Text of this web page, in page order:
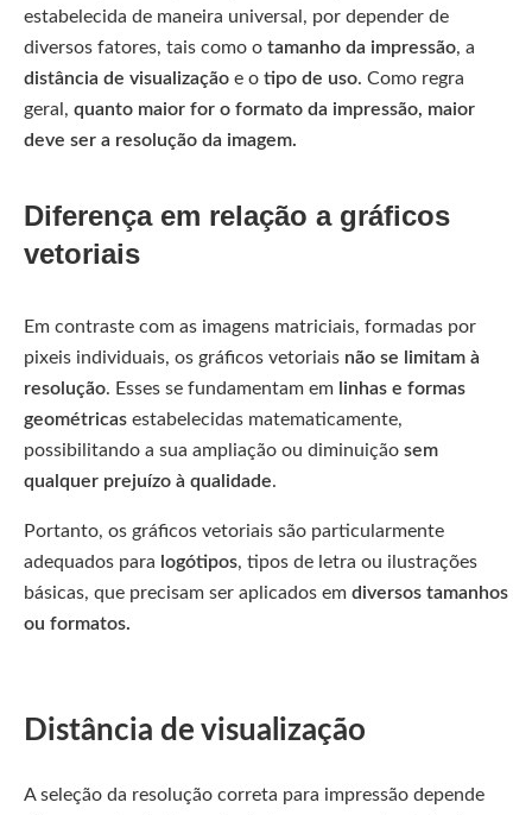
estabelecida de maneira universal, por depender de
diversos fatores, tais como o tamanho da impressão, a
distância de visualização e o tipo de uso. Como regra
geral, quanto maior for o formato da impressão, maior
deve ser a resolução da imagem.
Diferença em relação a gráficos
vetoriais
Em contraste com as imagens matriciais, formadas por
pixeis individuais, os gráficos vetoriais não se limitam à
resolução. Esses se fundamentam em linhas e formas
geométricas estabelecidas matematicamente,
possibilitando a sua ampliação ou diminuição sem
qualquer prejuízo à qualidade.
Portanto, os gráficos vetoriais são particularmente
adequados para logótipos, tipos de letra ou ilustrações
básicas, que precisam ser aplicados em diversos tamanhos
ou formatos.
Distância de visualização
A seleção da resolução correta para impressão depende